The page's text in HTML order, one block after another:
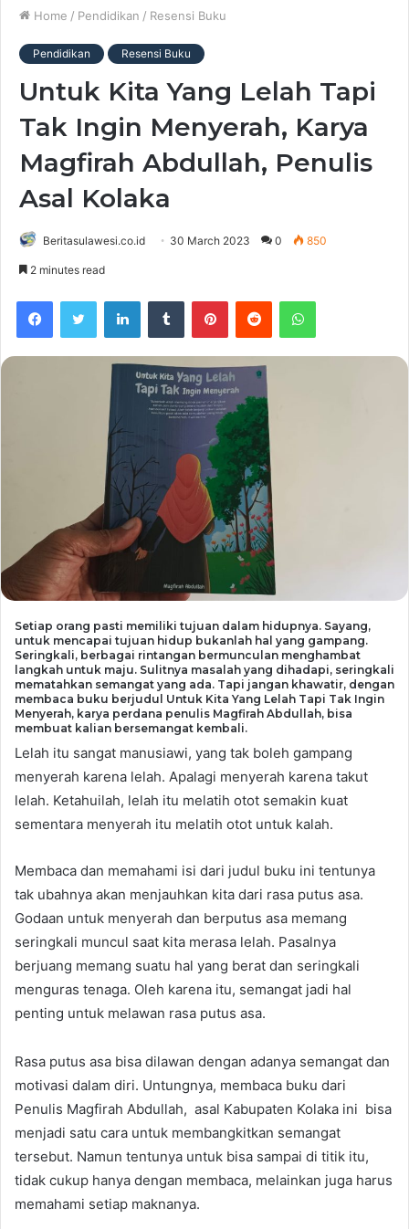
Home / Pendidikan / Resensi Buku
Pendidikan Resensi Buku
Untuk Kita Yang Lelah Tapi
Tak Ingin Menyerah, Karya
Magfirah Abdullah, Penulis
Asal Kolaka
Beritasulawesi.co.id 30 March 2023 0 850
2 minutes read
Setiap orang pasti memiliki tujuan dalam hidupnya. Sayang,
untuk mencapai tujuan hidup bukanlah hal yang gampang.
Seringkali, berbagai rintangan bermunculan menghambat
langkah untuk maju. Sulitnya masalah yang dihadapi, seringkali
mematahkan semangat yang ada. Tapi jangan khawatir, dengan
membaca buku berjudul Untuk Kita Yang Lelah Tapi Tak Ingin
Menyerah, karya perdana penulis Magfirah Abdullah, bisa
membuat kalian bersemangat kembali.
Lelah itu sangat manusiawi, yang tak boleh gampang
menyerah karena lelah. Apalagi menyerah karena takut
lelah. Ketahuilah, lelah itu melatih otot semakin kuat
sementara menyerah itu melatih otot untuk kalah.
Membaca dan memahami isi dari judul buku ini tentunya
tak ubahnya akan menjauhkan kita dari rasa putus asa.
Godaan untuk menyerah dan berputus asa memang
seringkali muncul saat kita merasa lelah. Pasalnya
berjuang memang suatu hal yang berat dan seringkali
menguras tenaga. Oleh karena itu, semangat jadi hal
penting untuk melawan rasa putus asa.
Rasa putus asa bisa dilawan dengan adanya semangat dan
motivasi dalam diri. Untungnya, membaca buku dari
Penulis Magfirah Abdullah, asal Kabupaten Kolaka ini bisa
menjadi satu cara untuk membangkitkan semangat
tersebut. Namun tentunya untuk bisa sampai di titik itu,
tidak cukup hanya dengan membaca, melainkan juga harus
memahami setiap maknanya.